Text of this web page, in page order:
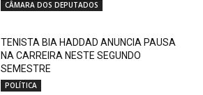
CÂMARA DOS DEPUTADOS
TENISTA BIA HADDAD ANUNCIA PAUSA
NA CARREIRA NESTE SEGUNDO
SEMESTRE
POLÍTICA